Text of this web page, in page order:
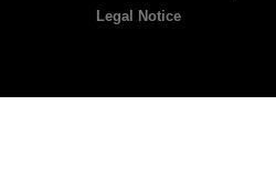
Legal Notice